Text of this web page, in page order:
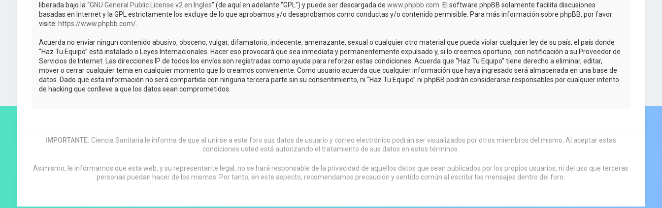
liberada bajo la “GNU General Public License v2 en Ingles” (de aquí en adelante “GPL”) y puede ser descargada de www.phpbb.com . El software phpBB solamente facilita discusiones
basadas en Internet y la GPL estrictamente los excluye de lo que aprobamos y/o desaprobamos como conductas y/o contenido permisible. Para más información sobre phpBB, por favor
visite: https://www.phpbb.com/.
Acuerda no enviar ningun contenido abusivo, obsceno, vulgar, difamatorio, indecente, amenazante, sexual o cualquier otro material que pueda violar cualquier ley de su país, el país donde
“Haz Tu Equipo” está instalado o Leyes Internacionales. Hacer eso provocará que sea inmediata y permanentemente expulsado y, si lo creemos oportuno, con notificación a su Proveedor de
Servicios de Internet. Las direcciones IP de todos los envíos son registradas como ayuda para reforzar estas condiciones. Acuerda que “Haz Tu Equipo” tiene derecho a eliminar, editar,
mover o cerrar cualquier tema en cualquier momento que lo creamos conveniente. Como usuario acuerda que cualquier información que haya ingresado será almacenada en una base de
datos. Dado que esta información no será compartida con ninguna tercera parte sin su consentimiento, ni “Haz Tu Equipo” ni phpBB podrán considerarse responsables por cualquier intento
de hacking que conlleve a que los datos sean comprometidos.
IMPORTANTE: Ciencia Sanitaria le informa de que al unirse a este foro sus datos de usuario y correo electrónico podrán ser visualizados por otros miembros del mismo. Al aceptar estas
condiciones usted está autorizando el tratamiento de sus datos en estos términos.
Asimismo, le informamos que esta web, y su representante legal, no se hará responsable de la privacidad de aquellos datos que sean publicados por los propios usuarios, ni del uso que terceras
personas puedan hacer de los mismos. Por tanto, en este aspecto, recomendamos precaución y sentido común al escribir los mensajes dentro del foro.